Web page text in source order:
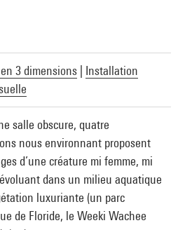
3 dimensions
Installation
salle obscure, quatre
nous environnant proposent
d’une créature mi femme, mi
dans un milieu aquatique
luxuriante (un parc
de Floride, le Weeki Wachee